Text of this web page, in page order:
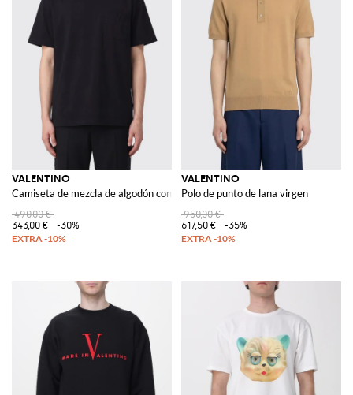
VALENTINO
Camiseta de mezcla de algodón con logo VLogo Signature y bolsillo de
490,00 €
343,00 €
-30%
VALENTINO
Polo de punto de lana virgen
950,00 €
617,50 €
-35%